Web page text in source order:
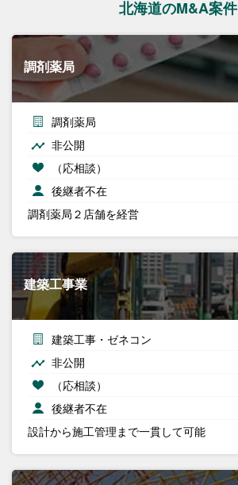
北海道のM&A案件
調剤薬局
調剤薬局
非公開
（応相談）
後継者不在
調剤薬局２店舗を経営
建築工事業
建築工事・ゼネコン
非公開
（応相談）
後継者不在
設計から施工管理まで一貫して可能